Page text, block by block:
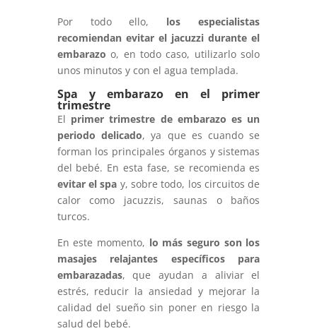
Por todo ello, los especialistas
recomiendan evitar el jacuzzi durante el
embarazo o, en todo caso, utilizarlo solo
unos minutos y con el agua templada.
Spa y embarazo en el primer
trimestre
El primer trimestre de embarazo es un
periodo delicado, ya que es cuando se
forman los principales órganos y sistemas
del bebé. En esta fase, se recomienda es
evitar el spa y, sobre todo, los circuitos de
calor como jacuzzis, saunas o baños
turcos.
En este momento, lo más seguro son los
masajes relajantes específicos para
embarazadas, que ayudan a aliviar el
estrés, reducir la ansiedad y mejorar la
calidad del sueño sin poner en riesgo la
salud del bebé.